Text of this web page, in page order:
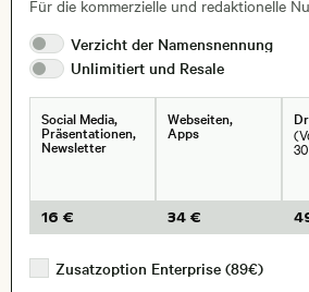
Für die kommerzielle und redaktionelle
Verzicht der Namensnennung
Unlimitiert und Resale
Social Media,
Präsentationen,
Newsletter
16 €
Webseiten,
Apps
34 €
Zusatzoption Enterprise (89€)